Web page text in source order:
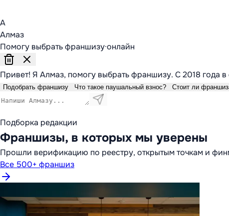
А
Алмаз
Помогу выбрать франшизу·онлайн
Привет! Я Алмаз, помогу выбрать франшизу. С 2018 года
Подобрать франшизу Что такое паушальный взнос? Стоит ли
Подборка редакции
Франшизы, в которых мы уверены
Прошли верификацию по реестру, открытым точкам и
Все 500+ франшиз